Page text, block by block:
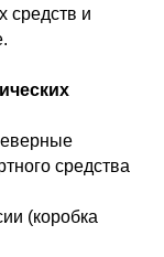
средств и
средства
(коробка